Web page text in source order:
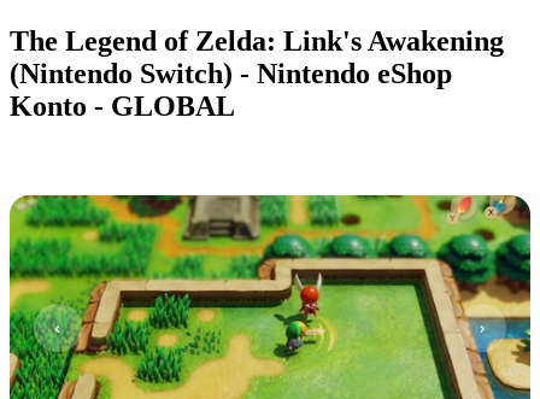
The Legend of Zelda: Link's Awakening
(Nintendo Switch) - Nintendo eShop
Konto - GLOBAL